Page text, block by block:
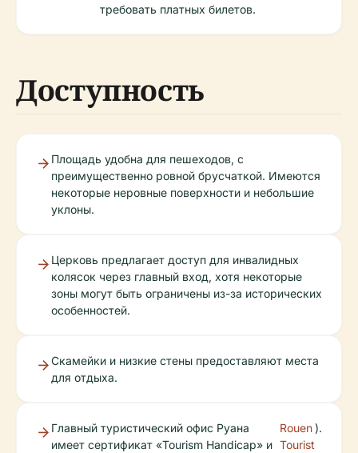
требовать платных билетов.
Доступность
Площадь удобна для пешеходов, с
преимущественно ровной брусчаткой. Имеются
некоторые неровные поверхности и небольшие
уклоны.
Церковь предлагает доступ для инвалидных
колясок через главный вход, хотя некоторые
зоны могут быть ограничены из-за исторических
особенностей.
Скамейки и низкие стены предоставляют места
для отдыха.
Главный туристический офис Руана
имеет сертификат «Tourism Handicap» и
Rouen
Tourist
).